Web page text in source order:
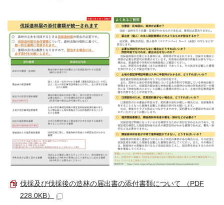
伐採及び伐採後の造林の届出書の添付書類について （PDF
228.0KB）